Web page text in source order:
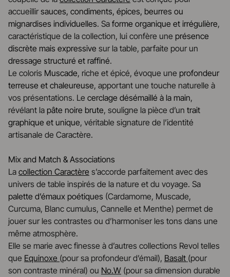
accueillirsauces, condiments, épices, beurres ou
mignardises individuelles. Sa forme organique et irrégulière,
caractéristique de la collection, lui confère une présence
discrète mais expressive sur la table, parfaite pour un
dressage structuré et raffiné.
Le coloris Muscade, riche et épicé, évoque une profondeur
terreuse et chaleureuse, apportant une touche naturelle à
vos présentations. Le cerclage désémaillé à la main,
révélant la pâte noire brute, souligne la pièce d’un trait
graphique et unique, véritable signature de l’identité
artisanale de Caractère.
Mix and Match & Associations
La collection Caractère s’accorde parfaitement avec des
univers de table inspirés de la nature et du voyage. Sa
palette d’émaux poétiques (Cardamome, Muscade,
Curcuma, Blanc cumulus, Cannelle et Menthe) permet de
jouer sur les contrastes ou d’harmoniser les tons dans une
même atmosphère.
Elle se marie avec finesse à d’autres collections Revol telles
que Equinoxe (pour sa profondeur d’émail), Basalt (pour
son contraste minéral) ou No.W (pour sa dimension durable